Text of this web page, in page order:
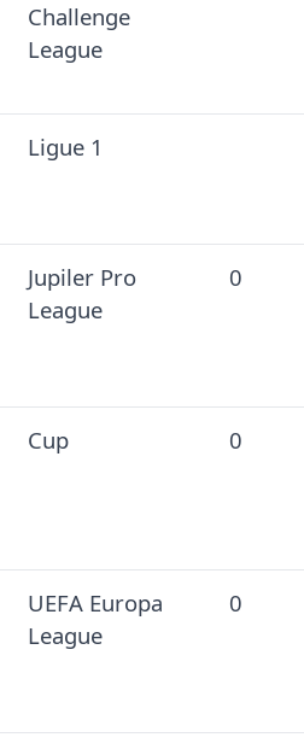
Challenge
League
Ligue 1
Jupiler Pro
League
0
Cup 0
UEFA Europa
League
0